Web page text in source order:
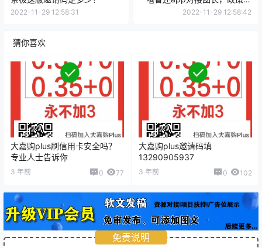
2022-11-29 12:58:31
顶抢占先机
2022-11-29 12:58:42
猜你喜欢
大嘉购plus刷信用卡安全吗？
专业人士告诉你
3 年前 0 77
大嘉购plus邀请码填
13290905937
3 年前 0 102
免责说明